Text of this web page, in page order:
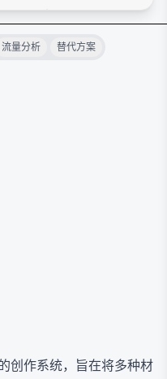
流量分析 替代方案
创作系统，旨在将多种材